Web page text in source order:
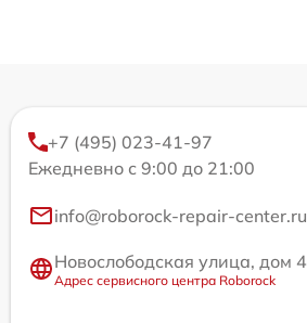
+7 (495) 023-41-97
Ежедневно с 9:00 до 21:00
info@roborock-repair-center.ru
Новослободская улица, дом 4
Адрес сервисного центра Roborock